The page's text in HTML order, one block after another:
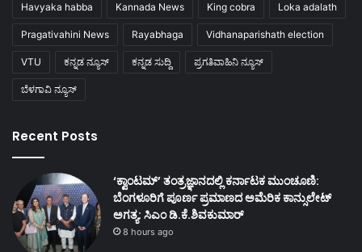
Havyaka habba Kannada News King cobra Loka adalath
Pragativahini News Rayabhaga Vidhanaparishath election
VTU ಕನ್ನಡ ನ್ಯೂಸ್ ಕನ್ನಡ ಸುದ್ದಿ ಪ್ರಗತಿವಾಹಿನಿ ನ್ಯೂಸ್
ಬೆಳಗಾವಿ ನ್ಯೂಸ್
Recent Posts
‘ಕ್ವಾಂಟಮ್’ ತಂತ್ರಜ್ಞಾನದಲ್ಲಿ ಕರ್ನಾಟಕ ಮುಂಚೂಣಿ:
ಬೆಂಗಳೂರಿಗೆ ಪೂರ್ಣ ಪ್ರಮಾಣದ ಅಮೆರಿಕ ಕಾನ್ಸುಲೇಟ್
ಅಗತ್ಯ: ಸಿಎಂ ಡಿ.ಕೆ.ಶಿವಕುಮಾರ್
8 hours ago